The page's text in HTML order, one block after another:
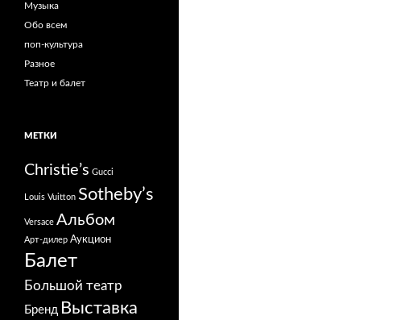
Музыка
Обо всем
поп-культура
Разное
Театр и балет
МЕТКИ
Christie’s Gucci
Louis Vuitton Sotheby’s
Versace Альбом
Арт-дилер Аукцион
Балет
Большой театр
Бренд Выставка